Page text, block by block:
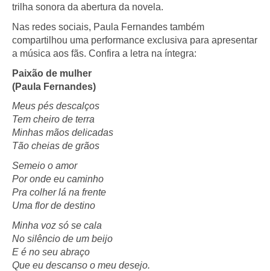
trilha sonora da abertura da novela.
Nas redes sociais, Paula Fernandes também
compartilhou uma performance exclusiva para apresentar
a música aos fãs. Confira a letra na íntegra:
Paixão de mulher
(Paula Fernandes)
Meus pés descalços
Tem cheiro de terra
Minhas mãos delicadas
Tão cheias de grãos
Semeio o amor
Por onde eu caminho
Pra colher lá na frente
Uma flor de destino
Minha voz só se cala
No silêncio de um beijo
E é no seu abraço
Que eu descanso o meu desejo.